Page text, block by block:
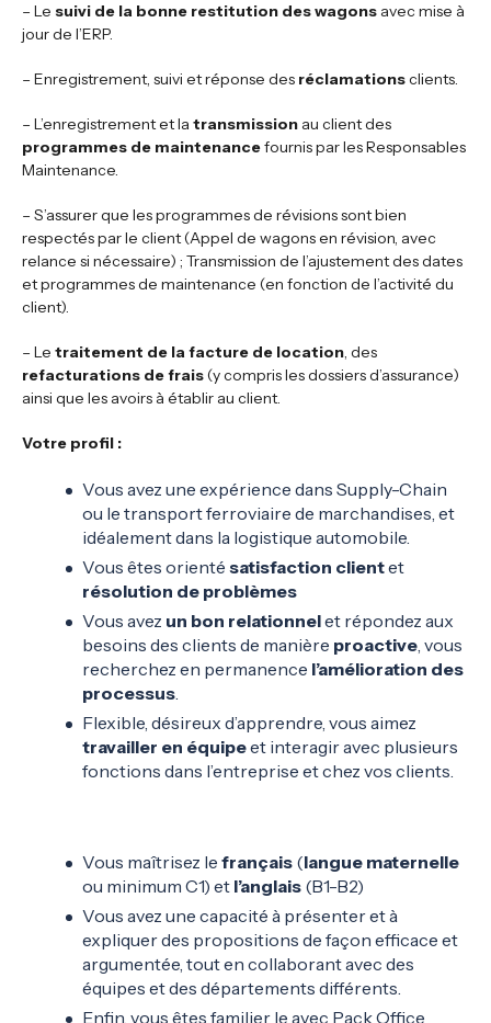
– Le suivi de la bonne restitution des wagons avec mise à
jour de l’ERP.
– Enregistrement, suivi et réponse des réclamationsclients.
– L’enregistrement et la transmission au client des
programmes de maintenancefournis par les Responsables
Maintenance.
– S’assurer que les programmes de révisions sont bien
respectés par le client (Appel de wagons en révision, avec
relance si nécessaire) ; Transmission de l’ajustement des dates
et programmes de maintenance (en fonction de l’activité du
client).
– Le traitement de la facture de location, des
refacturations de frais(y compris les dossiers d’assurance)
ainsi que les avoirs à établir au client.
Votre profil :
Vous avez une expérience dans Supply-Chain
ou le transport ferroviaire de marchandises, et
idéalement dans la logistique automobile.
Vous êtes orienté satisfaction clientet
résolution de problèmes
Vous avez un bon relationnelet répondez aux
besoins des clients de manière proactive, vous
recherchez en permanence l’amélioration des
processus.
Flexible, désireux d’apprendre, vous aimez
travailler en équipeet interagir avec plusieurs
fonctions dans l’entreprise et chez vos clients.
Vous maîtrisez le français (langue maternelle
ou minimum C1) et l’anglais (B1-B2)
Vous avez une capacité à présenter et à
expliquer des propositions de façon efficace et
argumentée, tout en collaborant avec des
équipes et des départements différents.
Enfin, vous êtes familier le avec Pack Office